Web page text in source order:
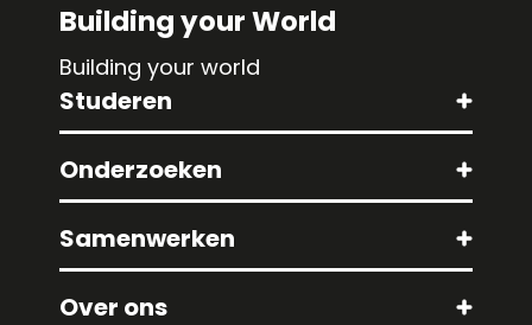
Building your World
Building your world
Studeren
Onderzoeken
Samenwerken
Over ons